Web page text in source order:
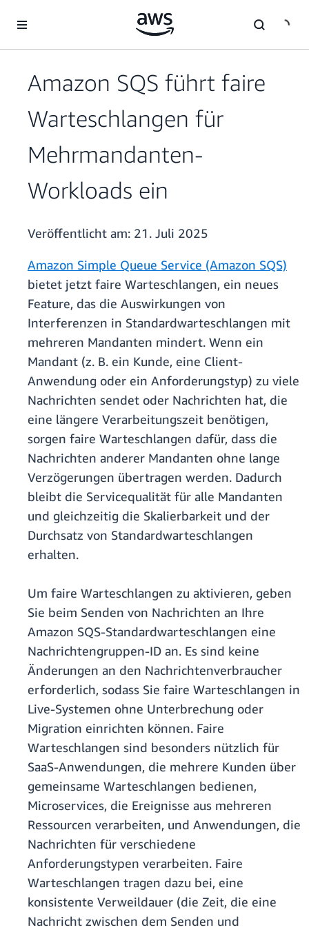
Überspringen zum Hauptinhalt
Amazon SQS führt faire
Warteschlangen für
Mehrmandanten-
Workloads ein
Veröffentlicht am: 21. Juli 2025
Amazon Simple Queue Service (Amazon SQS)
bietet jetzt faire Warteschlangen, ein neues
Feature, das die Auswirkungen von
Interferenzen in Standardwarteschlangen mit
mehreren Mandanten mindert. Wenn ein
Mandant (z. B. ein Kunde, eine Client-
Anwendung oder ein Anforderungstyp) zu viele
Nachrichten sendet oder Nachrichten hat, die
eine längere Verarbeitungszeit benötigen,
sorgen faire Warteschlangen dafür, dass die
Nachrichten anderer Mandanten ohne lange
Verzögerungen übertragen werden. Dadurch
bleibt die Servicequalität für alle Mandanten
und gleichzeitig die Skalierbarkeit und der
Durchsatz von Standardwarteschlangen
erhalten.
Um faire Warteschlangen zu aktivieren, geben
Sie beim Senden von Nachrichten an Ihre
Amazon SQS-Standardwarteschlangen eine
Nachrichtengruppen-ID an. Es sind keine
Änderungen an den Nachrichtenverbraucher
erforderlich, sodass Sie faire Warteschlangen in
Live-Systemen ohne Unterbrechung oder
Migration einrichten können. Faire
Warteschlangen sind besonders nützlich für
SaaS-Anwendungen, die mehrere Kunden über
gemeinsame Warteschlangen bedienen,
Microservices, die Ereignisse aus mehreren
Ressourcen verarbeiten, und Anwendungen, die
Nachrichten für verschiedene
Anforderungstypen verarbeiten. Faire
Warteschlangen tragen dazu bei, eine
konsistente Verweildauer (die Zeit, die eine
Nachricht zwischen dem Senden und